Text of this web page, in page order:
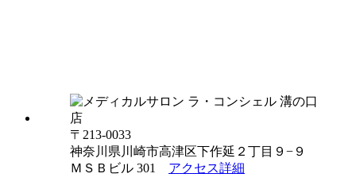
〒213-0033
神奈川県川崎市高津区下作延２丁目９−９
ＭＳＢビル 301 アクセス詳細